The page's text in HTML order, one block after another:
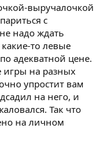
выручалочкой
с
надо ждать
то левые
адекватной цене.
игры на разных
упростит вам
на него, и
Так что
на личном